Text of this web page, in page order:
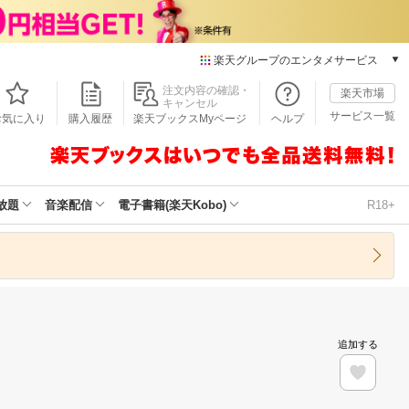
楽天グループのエンタメサービス
本/ゲーム/CD/DVD
楽天ブックス
楽天Kobo
楽天ミュージック
楽天TV
気に入り 購入履歴
注文内容の確認・
キャンセル
楽天ブックスMyページ
ヘルプ
楽天市場
サービス一覧
題 音楽配信 電子書籍(楽天Kobo) R18+
追加する